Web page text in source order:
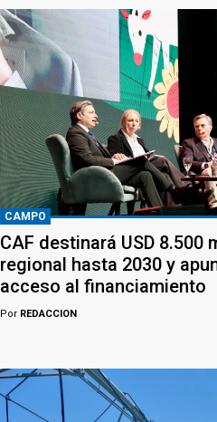
CAMPO
CAF destinará USD 8.500
regional hasta 2030 y
acceso al financiamiento
Por REDACCION